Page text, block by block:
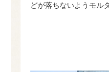
どが落ちないようモル